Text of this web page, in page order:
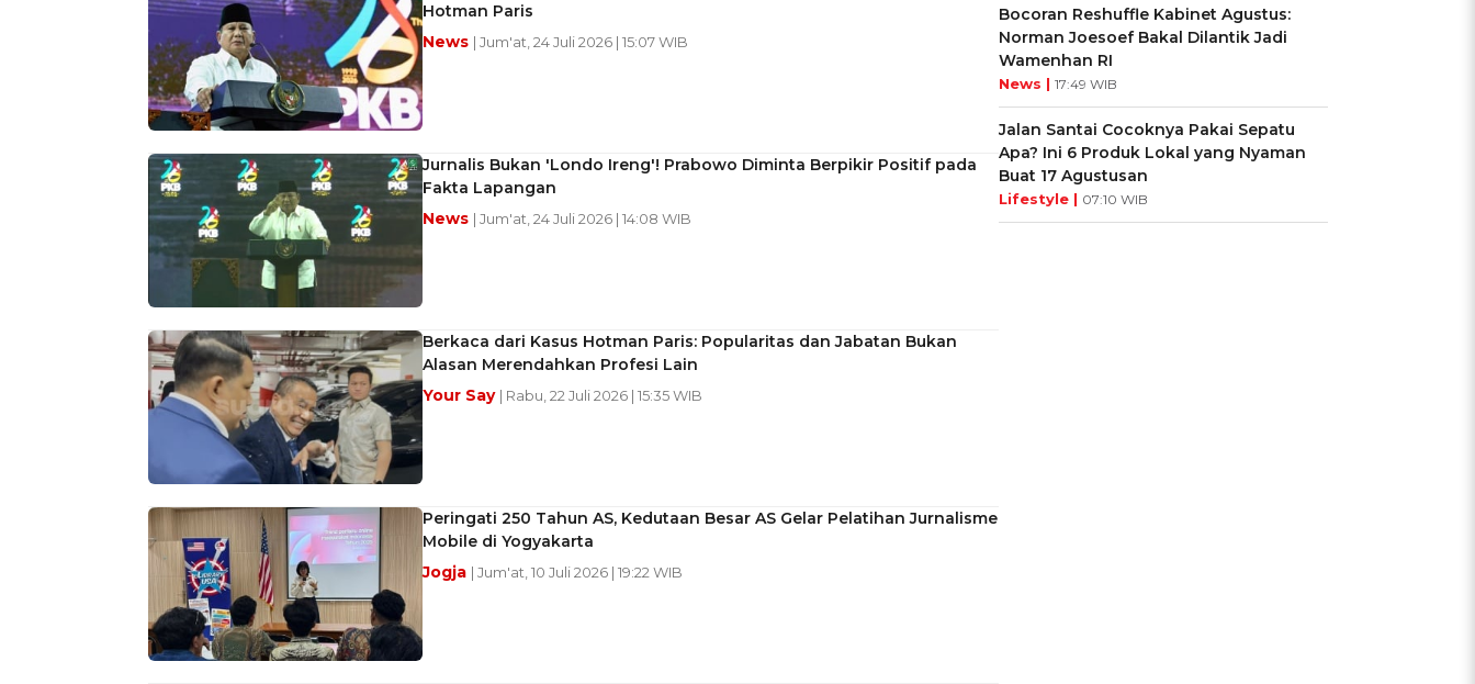
Hotman Paris
News | Jum'at, 24 Juli 2026 | 15:07 WIB
Jurnalis Bukan 'Londo Ireng'! Prabowo Diminta Berpikir Positif pada
Fakta Lapangan
News | Jum'at, 24 Juli 2026 | 14:08 WIB
Berkaca dari Kasus Hotman Paris: Popularitas dan Jabatan Bukan
Alasan Merendahkan Profesi Lain
Your Say | Rabu, 22 Juli 2026 | 15:35 WIB
Peringati 250 Tahun AS, Kedutaan Besar AS Gelar Pelatihan Jurnalisme
Mobile di Yogyakarta
Jogja | Jum'at, 10 Juli 2026 | 19:22 WIB
Bocoran Reshuffle Kabinet Agustus:
Norman Joesoef Bakal Dilantik Jadi
Wamenhan RI
News | 17:49 WIB
Jalan Santai Cocoknya Pakai Sepatu
Apa? Ini 6 Produk Lokal yang Nyaman
Buat 17 Agustusan
Lifestyle | 07:10 WIB